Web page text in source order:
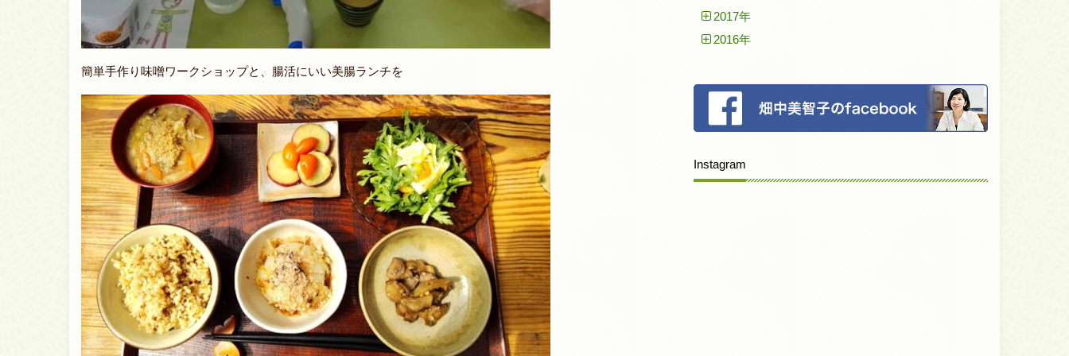
簡単手作り味噌ワークショップと、腸活にいい美腸ランチを
2017年
2016年
Instagram